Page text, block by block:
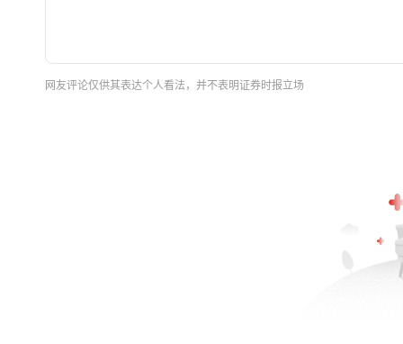
网友评论仅供其表达个人看法，并不表明证券时报立场